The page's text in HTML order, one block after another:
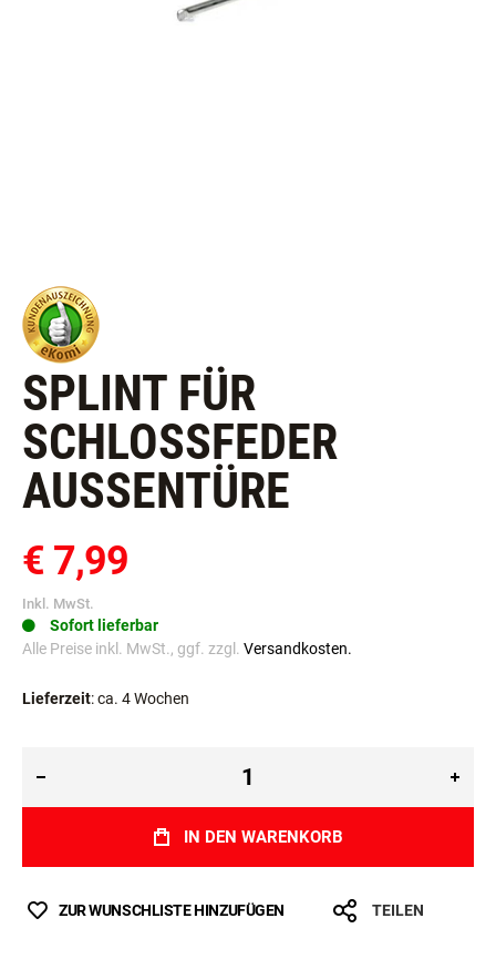
SPLINT FÜR
SCHLOSSFEDER
AUSSENTÜRE
€ 7,99
Inkl. MwSt.
Sofort lieferbar
Alle Preise inkl. MwSt., ggf. zzgl. Versandkosten.
Lieferzeit: ca. 4 Wochen
IN DEN WARENKORB
ZUR WUNSCHLISTE HINZUFÜGEN TEILEN